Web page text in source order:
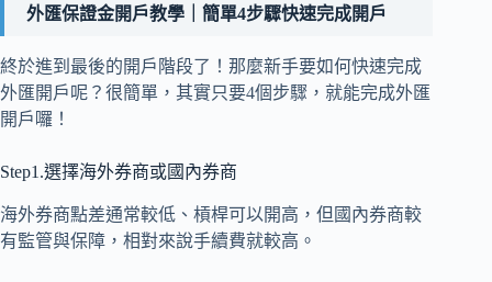
外匯保證金開戶教學｜簡單4步驟快速完成開戶
終於進到最後的開戶階段了！那麼新手要如何快速完成
外匯開戶呢？很簡單，其實只要4個步驟，就能完成外匯
開戶囉！
Step1.選擇海外券商或國內券商
海外券商點差通常較低、槓桿可以開高，但國內券商較
有監管與保障，相對來說手續費就較高。